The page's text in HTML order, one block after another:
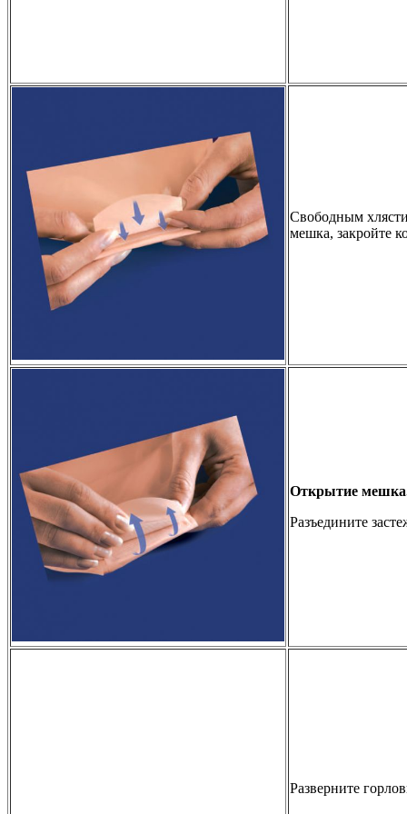
Свободным
мешка, закройте
Открытие
Разъедините
Разверните